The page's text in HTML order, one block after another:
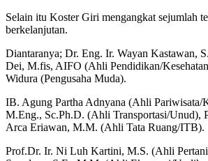
Selain itu Koster Giri mengangkat sejumlah
berkelanjutan.
Diantaranya; Dr. Eng. Ir. Wayan Kastawan,
Dei, M.fis, AIFO (Ahli Pendidikan/
Widura (Pengusaha Muda).
IB. Agung Partha Adnyana (Ahli
M.Eng., Sc.Ph.D. (Ahli Transportasi/
Arca Eriawan, M.M. (Ahli Tata Ruang/ITB).
Prof.Dr. Ir. Ni Luh Kartini, M.S. (Ahli